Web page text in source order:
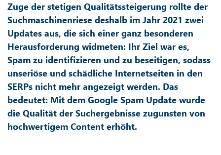
Zuge der stetigen Qualitätssteigerung rollte der
Suchmaschinenriese deshalb im Jahr 2021 zwei
Updates aus, die sich einer ganz besonderen
Herausforderung widmeten: Ihr Ziel war es,
Spam zu identifizieren und zu beseitigen, sodass
unseriöse und schädliche Internetseiten in den
SERPs nicht mehr angezeigt werden. Das
bedeutet: Mit dem Google Spam Update wurde
die Qualität der Suchergebnisse zugunsten von
hochwertigem Content erhöht.